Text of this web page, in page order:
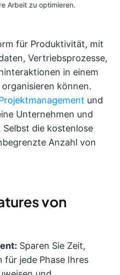
Arbeit zu optimieren.
für Produktivität, mit
Vertriebsprozesse,
in einem
können.
und
Unternehmen und
die kostenlose
Anzahl von
von
: Sparen Sie Zeit,
für jede Phase Ihres